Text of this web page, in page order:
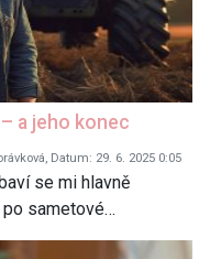
a jeho konec
Datum: 29. 6. 2025 0:05
se mi hlavně
sametové…